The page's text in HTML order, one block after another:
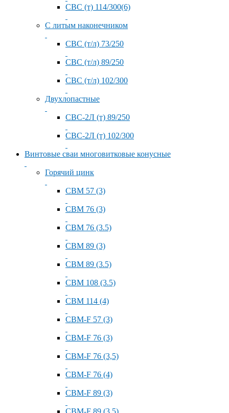
СВС (т) 114/300(6)
С литым наконечником
СВС (т/л) 73/250
СВС (т/л) 89/250
СВС (т/л) 102/300
Двухлопастные
СВС-2Л (т) 89/250
СВС-2Л (т) 102/300
Винтовые сваи многовитковые конусные
Горячий цинк
СВМ 57 (3)
СВМ 76 (3)
СВМ 76 (3.5)
СВМ 89 (3)
СВМ 89 (3.5)
СВМ 108 (3.5)
СВМ 114 (4)
СВМ-F 57 (3)
СВМ-F 76 (3)
СВМ-F 76 (3,5)
СВМ-F 76 (4)
СВМ-F 89 (3)
СВМ-F 89 (3.5)